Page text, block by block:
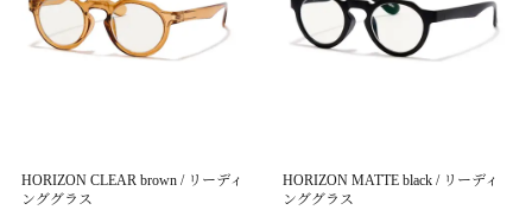
HORIZON CLEAR brown / リーディ
ンググラス
HORIZON MATTE black / リーディ
ンググラス